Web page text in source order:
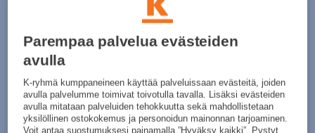
Väritön
Lisää ostoskoriin
Tarkista saatavuus ja nouda myymälästä
Parempaa palvelua evästeiden
avulla
K-ryhmä kumppaneineen käyttää palveluissaan evästeitä, joiden
avulla palvelumme toimivat toivotulla tavalla. Lisäksi evästeiden
avulla mitataan palveluiden tehokkuutta sekä mahdollistetaan
yksilöllinen ostokokemus ja personoidun mainonnan tarjoaminen.
Voit antaa suostumuksesi painamalla ”Hyväksy kaikki”. Pystyt